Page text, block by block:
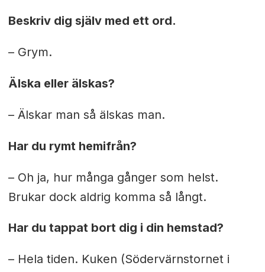
Beskriv dig själv med ett ord.
– Grym.
Älska eller älskas?
– Älskar man så älskas man.
Har du rymt hemifrån?
– Oh ja, hur många gånger som helst.
Brukar dock aldrig komma så långt.
Har du tappat bort dig i din hemstad?
– Hela tiden. Kuken (Södervärnstornet i